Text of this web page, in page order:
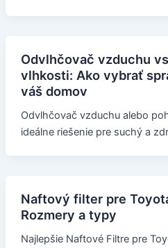
Odvlhčovač vzduchu
vlhkosti: Ako vybrať
váš domov
Odvlhčovač vzduchu alebo
ideálne riešenie pre suchý a
Naftový filter pre
Rozmery a typy
Najlepšie Naftové Filtre pre